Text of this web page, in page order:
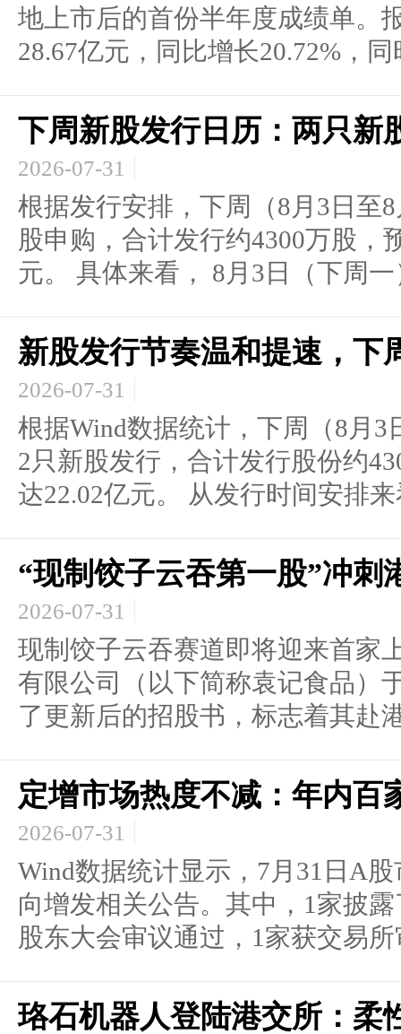
地上市后的首份半年度成绩单。
28.67亿元，同比增长20.72%，同
下周新股发行日历：两只新
2026-07-31
根据发行安排，下周（8月3日至
股申购，合计发行约4300万股，
元。 具体来看， 8月3日（下周一
新股发行节奏温和提速，下
2026-07-31
根据Wind数据统计，下周（8月
2只新股发行，合计发行股份约
达22.02亿元。 从发行时间安排
“现制饺子云吞第一股”冲刺
2026-07-31
现制饺子云吞赛道即将迎来首家
有限公司（以下简称袁记食品）
了更新后的招股书，标志着其赴
定增市场热度不减：年内百
2026-07-31
Wind数据统计显示，7月31日A
向增发相关公告。其中，1家披
股东大会审议通过，1家获交易所
珞石机器人登陆港交所：柔